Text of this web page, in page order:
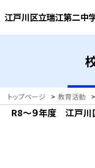
江戸川区立瑞江第二中
トップページ > 教育活動 >
R8～９年度 江戸川